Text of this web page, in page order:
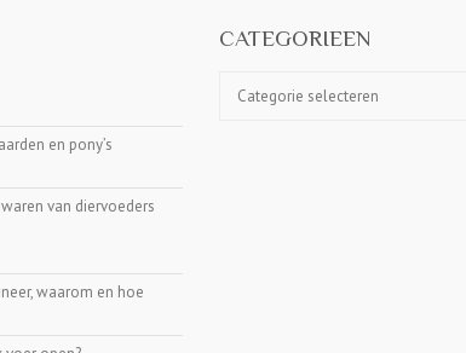
en pony’s
van diervoeders
waarom en hoe
CATEGORIEEN